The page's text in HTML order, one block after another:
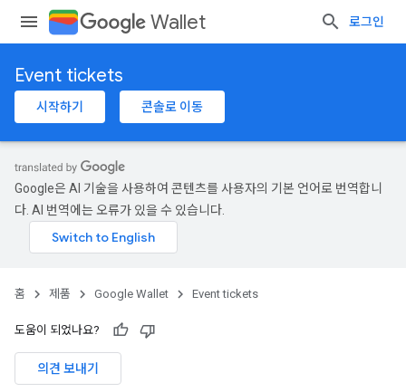
Wallet 로그인
Event tickets
시작하기 콘솔로 이동
Google은 AI 기술을 사용하여 콘텐츠를 사용자의 기본 언어로 번역합니
다. AI 번역에는 오류가 있을 수 있습니다.
홈 제품 Google Wallet Event tickets
도움이 되었나요?
의견 보내기